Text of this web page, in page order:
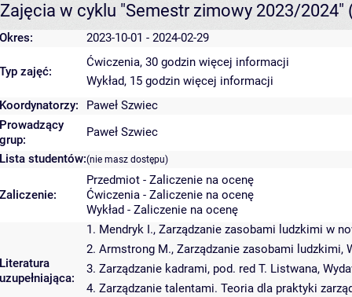
Zajęcia w cyklu "Semestr zimowy 2023/2024"
Okres: 2023-10-01 - 2024-02-29
Typ zajęć:
Ćwiczenia, 30 godzin więcej informacji
Wykład, 15 godzin więcej informacji
Koordynatorzy:
Paweł Szwiec
Prowadzący
grup:
Paweł Szwiec
Lista studentów:(nie masz dostępu)
Zaliczenie:
Przedmiot - Zaliczenie na ocenę
Ćwiczenia - Zaliczenie na ocenę
Wykład - Zaliczenie na ocenę
Literatura
uzupełniająca:
1. Mendryk I., Zarządzanie zasobami ludzkimi w
2. Armstrong M., Zarządzanie zasobami ludzkimi,
3. Zarządzanie kadrami, pod. red T. Listwana,
4. Zarządzanie talentami. Teoria dla praktyki